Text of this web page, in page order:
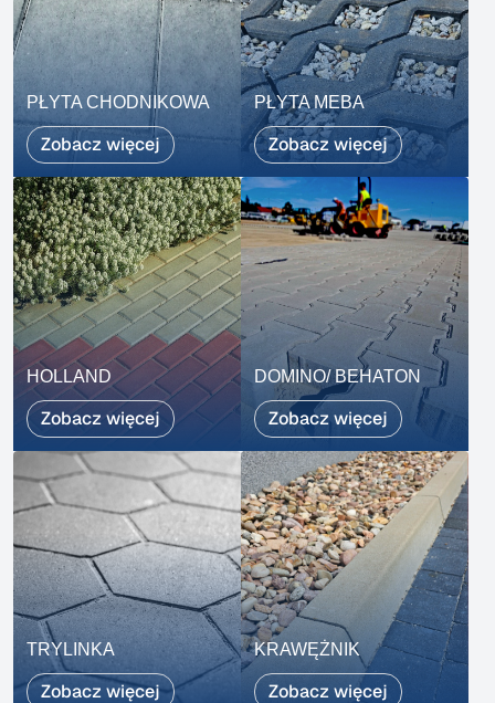
PŁYTA CHODNIKOWA
Zobacz więcej
PŁYTA MEBA
Zobacz więcej
HOLLAND
Zobacz więcej
DOMINO/ BEHATON
Zobacz więcej
TRYLINKA
Zobacz więcej
KRAWĘŻNIK
Zobacz więcej